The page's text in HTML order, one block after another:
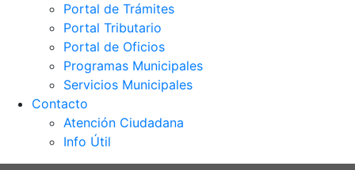
Portal de Trámites
Portal Tributario
Portal de Oficios
Programas Municipales
Servicios Municipales
Contacto
Atención Ciudadana
Info Útil